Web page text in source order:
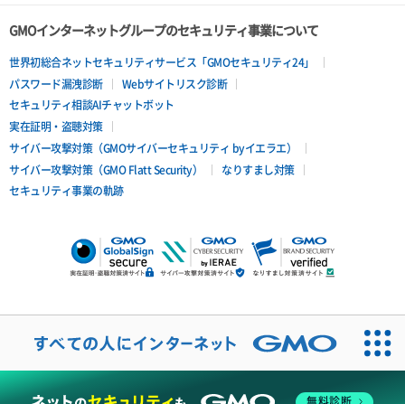
GMOインターネットグループのセキュリティ事業について
世界初総合ネットセキュリティサービス「GMOセキュリティ24」
パスワード漏洩診断
Webサイトリスク診断
セキュリティ相談AIチャットボット
実在証明・盗聴対策
サイバー攻撃対策（GMOサイバーセキュリティ byイエラエ）
サイバー攻撃対策（GMO Flatt Security）
なりすまし対策
セキュリティ事業の軌跡